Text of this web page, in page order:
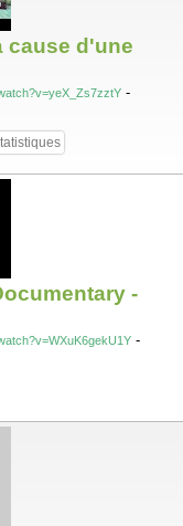
cause d'une
-
-
-